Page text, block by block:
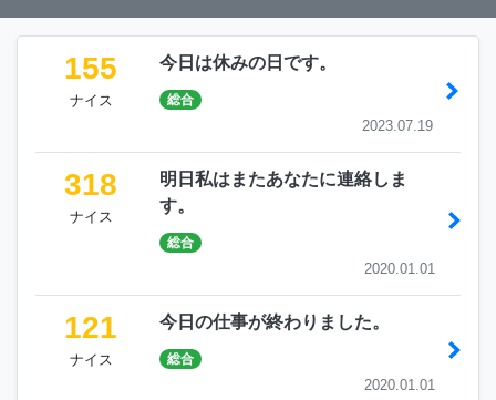
155
ナイス
今日は休みの日です。
総合
2023.07.19
318
ナイス
明日私はまたあなたに連絡しま
す。
総合
2020.01.01
121
ナイス
今日の仕事が終わりました。
総合
2020.01.01